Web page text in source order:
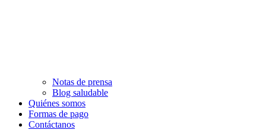
Notas de prensa
Blog saludable
Quiénes somos
Formas de pago
Contáctanos